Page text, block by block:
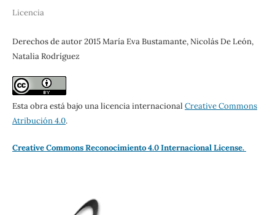
Licencia
Derechos de autor 2015 María Eva Bustamante, Nicolás De León,
Natalia Rodríguez
Esta obra está bajo una licencia internacional Creative Commons
Atribución 4.0.
Creative Commons Reconocimiento 4.0 Internacional License.